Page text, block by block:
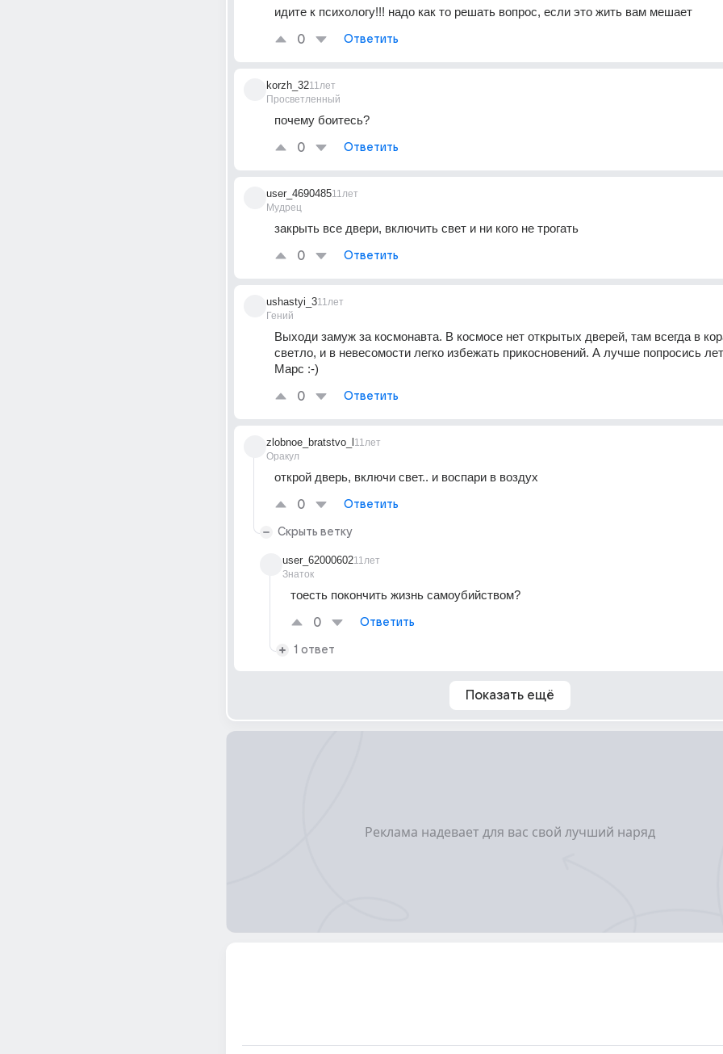
идите к психологу!!! надо как то решать вопрос, если это жить вам мешает
0 Ответить
korzh_32
Просветленный
11лет
почему боитесь?
0 Ответить
user_4690485
Мудрец
11лет
закрыть все двери, включить свет и ни кого не трогать
0 Ответить
ushastyi_3
Гений
11лет
Выходи замуж за космонавта. В космосе нет открытых дверей, там всегда в
светло, и в невесомости легко избежать прикосновений. А лучше попросись
Марс :-)
0 Ответить
zlobnoe_bratstvo_l
Оракул
11лет
открой дверь, включи свет.. и воспари в воздух
0 Ответить
Скрыть ветку
user_62000602
Знаток
11лет
тоесть покончить жизнь самоубийством?
0 Ответить
1 ответ
Показать ещё